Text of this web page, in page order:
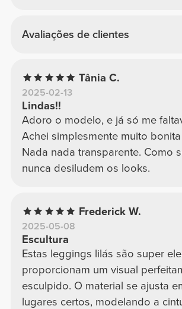
Avaliações de clientes
Tânia C.
2025-02-13
Lindas!!
Adoro o modelo, e já só me
Achei simplesmente muito
Nada nada transparente. Como
nunca desiludem os looks.
Frederick W.
2025-05-08
Escultura
Estas leggings lilás são super
proporcionam um visual
esculpido. O material se ajusta
lugares certos, modelando a